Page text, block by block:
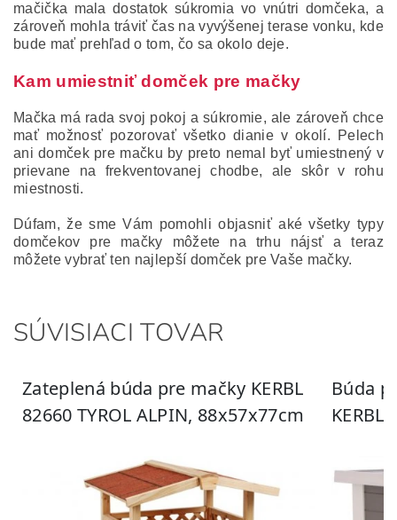
mačička mala dostatok súkromia vo vnútri domčeka, a
zároveň mohla tráviť čas na vyvýšenej terase vonku, kde
bude mať prehľad o tom, čo sa okolo deje.
Kam umiestniť domček pre mačky
Mačka má rada svoj pokoj a súkromie, ale zároveň chce
mať možnosť pozorovať všetko dianie v okolí. Pelech
ani domček pre mačku by preto nemal byť umiestnený v
prievane na frekventovanej chodbe, ale skôr v rohu
miestnosti.
Dúfam, že sme Vám pomohli objasniť aké všetky typy
domčekov pre mačky môžete na trhu nájsť a teraz
môžete vybrať ten najlepší domček pre Vaše mačky.
SÚVISIACI TOVAR